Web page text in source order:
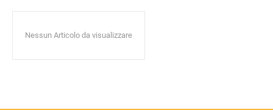
Nessun Articolo da visualizzare